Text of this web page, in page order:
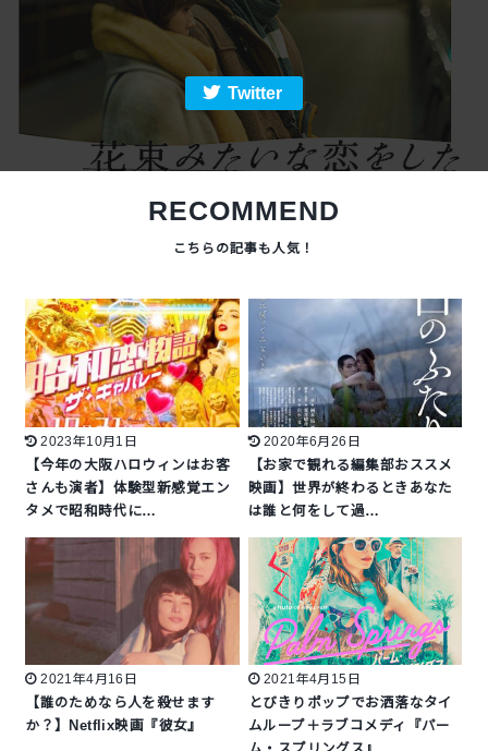
Twitter
RECOMMEND
2023年10月1日
【今年の大阪ハロウィンはお客
さんも演者】体験型新感覚エン
タメで昭和時代に…
2020年6月26日
【お家で観れる編集部おススメ
映画】世界が終わるときあなた
は誰と何をして過…
2021年4月16日
【誰のためなら人を殺せます
か？】Netflix映画『彼女』
2021年4月15日
とびきりポップでお洒落なタイ
ムループ＋ラブコメディ『パー